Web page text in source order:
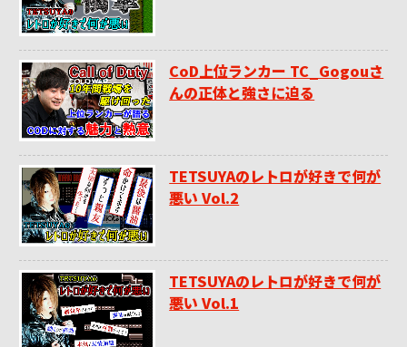
CoD上位ランカー TC_Gogouさ
んの正体と強さに迫る
TETSUYAのレトロが好きで何が
悪い Vol.2
TETSUYAのレトロが好きで何が
悪い Vol.1